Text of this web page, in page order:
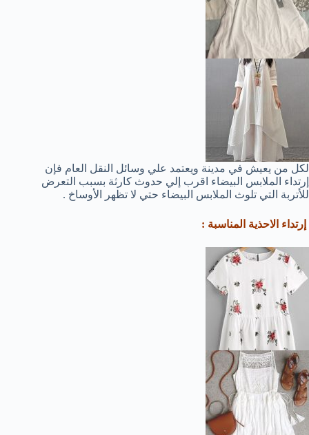
لكل من يعيش في مدينة ويعتمد علي وسائل النقل العام فإن
إرتداء الملابس البيضاء اقرب إلي حدوث كارثة بسبب التعرض
للأتربة التي تلوث الملابس البيضاء حتي لا تظهر الأوساخ .
إرتداء الاحذية المناسبة :